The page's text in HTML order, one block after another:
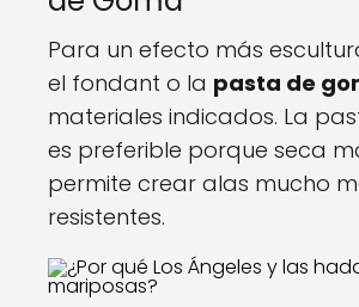
Para un efecto más
el fondant o la pasta de
materiales indicados. La
es preferible porque seca
permite crear alas mucho
resistentes.